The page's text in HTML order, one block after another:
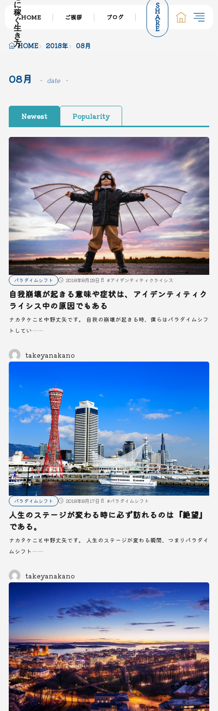
に
稼
ぐ
生
き
方
HOME ご挨拶 ブログ サービス一覧
S
H
A
R
E
HOME
2018年 08月
08月 date
Newest Popularity
パラダイムシフト 2018年8月29日 #アイデンティティクライシス
自我崩壊が起きる意味や症状は、アイデンティティク
ライシス中の原因でもある
ナカタケこと中野丈矢です。 自我の崩壊が起きる時、僕らはパラダイムシフ
トしてい……
takeyanakano
パラダイムシフト 2018年8月17日 #パラダイムシフト
人生のステージが変わる時に必ず訪れるのは『絶望』
である。
ナカタケこと中野丈矢です。 人生のステージが変わる瞬間、つまりパラダイ
ムシフト……
takeyanakano